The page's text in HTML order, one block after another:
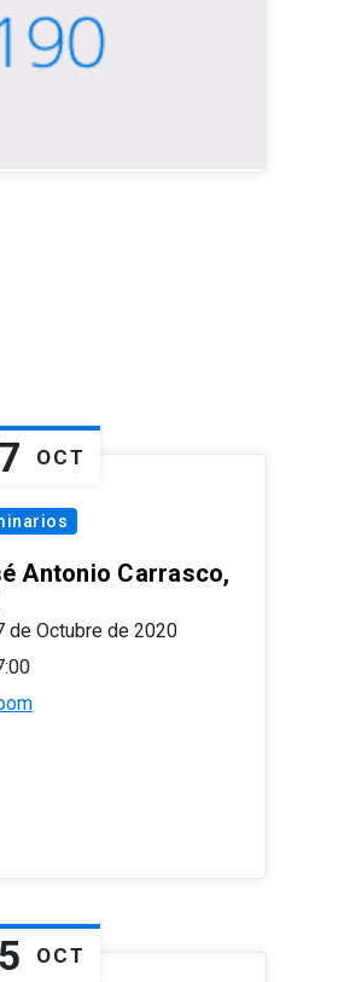
OCT
Antonio Carrasco,
de Octubre de 2020
OCT